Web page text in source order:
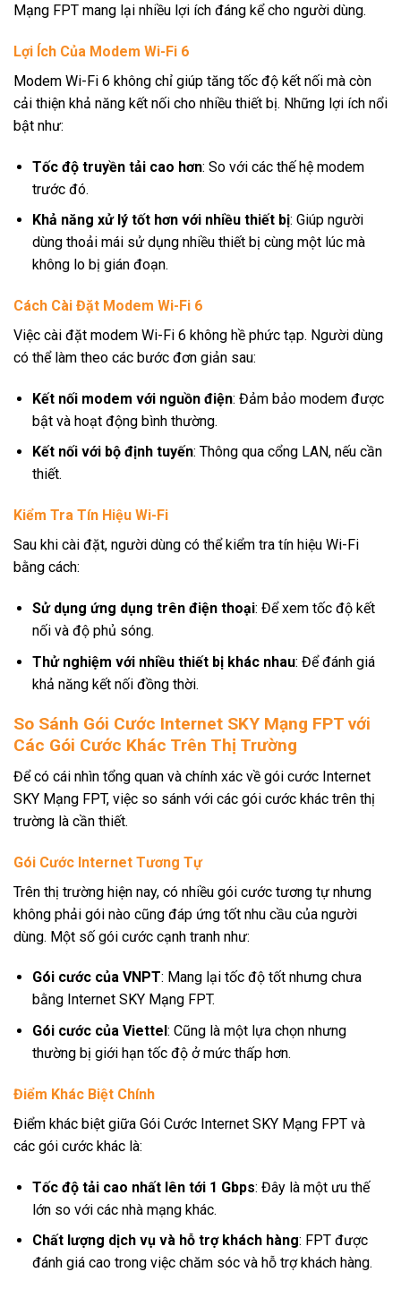
Mạng FPT mang lại nhiều lợi ích đáng kể cho người dùng.
Lợi Ích Của Modem Wi-Fi 6
Modem Wi-Fi 6 không chỉ giúp tăng tốc độ kết nối mà còn
cải thiện khả năng kết nối cho nhiều thiết bị. Những lợi ích nổi
bật như:
Tốc độ truyền tải cao hơn: So với các thế hệ modem
trước đó.
Khả năng xử lý tốt hơn với nhiều thiết bị: Giúp người
dùng thoải mái sử dụng nhiều thiết bị cùng một lúc mà
không lo bị gián đoạn.
Cách Cài Đặt Modem Wi-Fi 6
Việc cài đặt modem Wi-Fi 6 không hề phức tạp. Người dùng
có thể làm theo các bước đơn giản sau:
Kết nối modem với nguồn điện: Đảm bảo modem được
bật và hoạt động bình thường.
Kết nối với bộ định tuyến: Thông qua cổng LAN, nếu cần
thiết.
Kiểm Tra Tín Hiệu Wi-Fi
Sau khi cài đặt, người dùng có thể kiểm tra tín hiệu Wi-Fi
bằng cách:
Sử dụng ứng dụng trên điện thoại: Để xem tốc độ kết
nối và độ phủ sóng.
Thử nghiệm với nhiều thiết bị khác nhau: Để đánh giá
khả năng kết nối đồng thời.
So Sánh Gói Cước Internet SKY Mạng FPT với
Các Gói Cước Khác Trên Thị Trường
Để có cái nhìn tổng quan và chính xác về gói cước Internet
SKY Mạng FPT, việc so sánh với các gói cước khác trên thị
trường là cần thiết.
Gói Cước Internet Tương Tự
Trên thị trường hiện nay, có nhiều gói cước tương tự nhưng
không phải gói nào cũng đáp ứng tốt nhu cầu của người
dùng. Một số gói cước cạnh tranh như:
Gói cước của VNPT: Mang lại tốc độ tốt nhưng chưa
bằng Internet SKY Mạng FPT.
Gói cước của Viettel: Cũng là một lựa chọn nhưng
thường bị giới hạn tốc độ ở mức thấp hơn.
Điểm Khác Biệt Chính
Điểm khác biệt giữa Gói Cước Internet SKY Mạng FPT và
các gói cước khác là:
Tốc độ tải cao nhất lên tới 1 Gbps: Đây là một ưu thế
lớn so với các nhà mạng khác.
Chất lượng dịch vụ và hỗ trợ khách hàng: FPT được
đánh giá cao trong việc chăm sóc và hỗ trợ khách hàng.